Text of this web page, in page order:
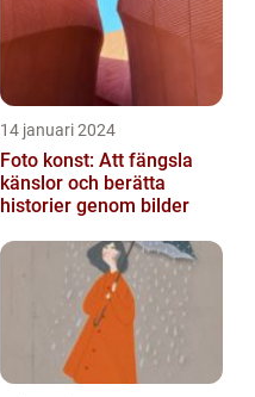
14 januari 2024
Foto konst: Att fängsla
känslor och berätta
historier genom bilder